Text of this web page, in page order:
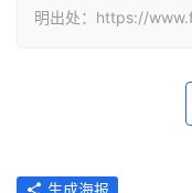
明出处：https://
生成海报